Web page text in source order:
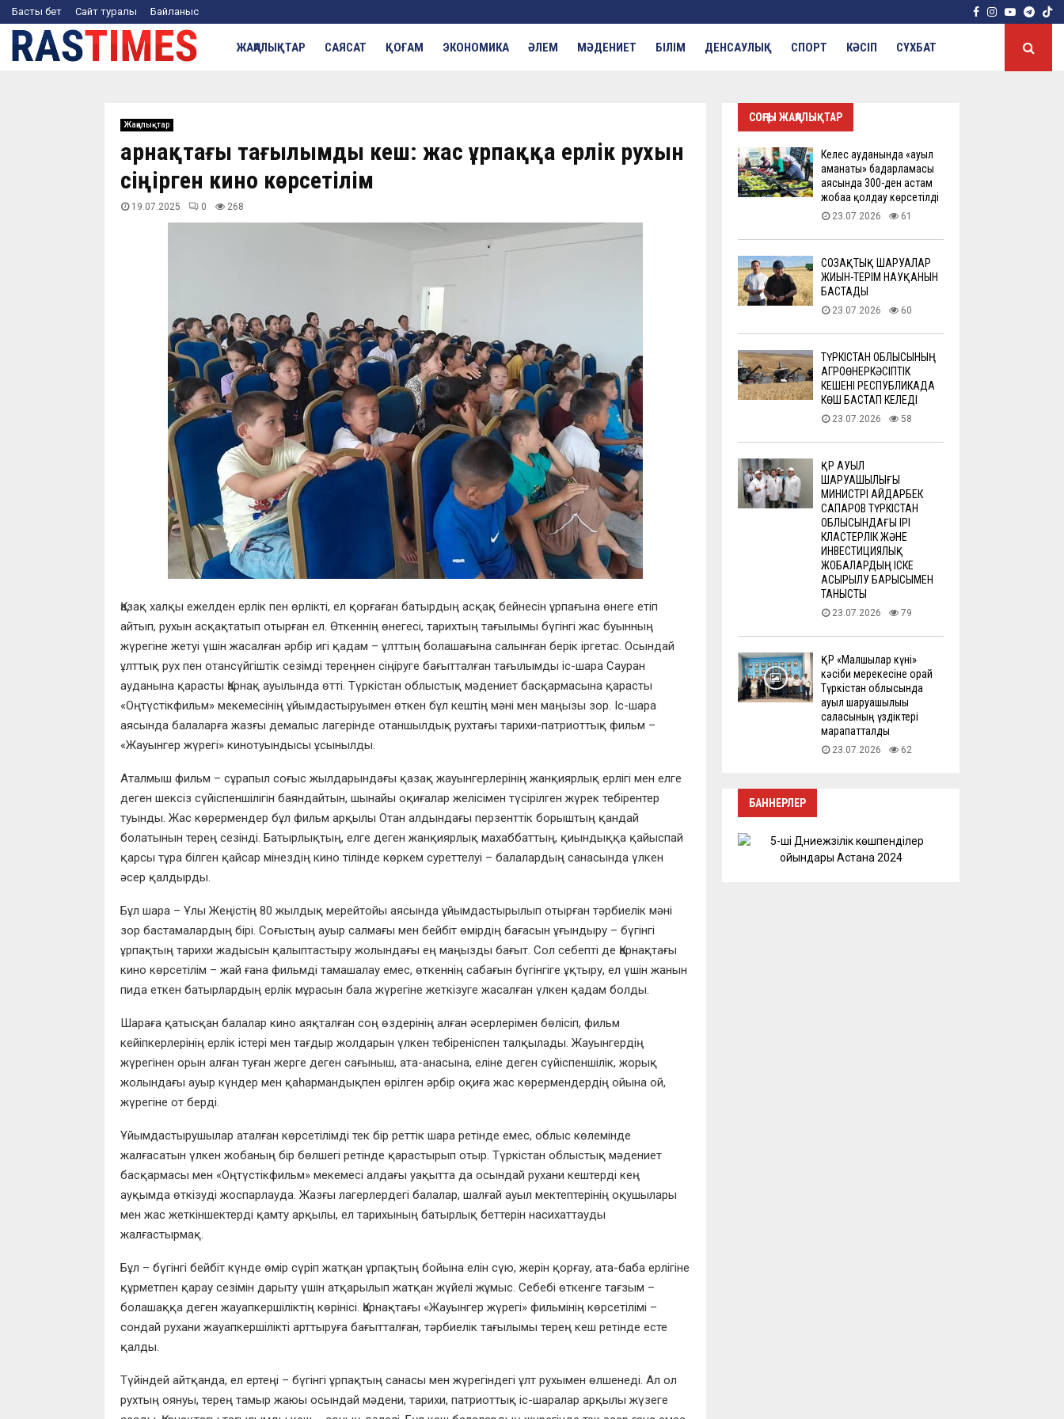
Басты бет Сайт туралы Байланыс Facebook
Instagram
Youtube
ЖАҢАЛЫҚТАР САЯСАТ ҚОҒАМ ЭКОНОМИКА ӘЛЕМ МӘДЕНИЕТ БІЛІМ ДЕНСАУЛЫҚ СПОРТ КӘСІП СҰХБАТ
Жаңалықтар
Қарнақтағы тағылымды кеш: жас ұрпаққа ерлік рухын
сіңірген кино көрсетілім
19.07.2025 0 268
Қазақ халқы ежелден ерлік пен өрлікті, ел қорғаған батырдың асқақ бейнесін ұрпағына өнеге етіп
айтып, рухын асқақтатып отырған ел. Өткеннің өнегесі, тарихтың тағылымы бүгінгі жас буынның
жүрегіне жетуі үшін жасалған әрбір игі қадам – ұлттың болашағына салынған берік іргетас. Осындай
ұлттық рух пен отансүйгіштік сезімді тереңнен сіңіруге бағытталған тағылымды іс-шара Сауран
ауданына қарасты Қарнақ ауылында өтті. Түркістан облыстық мәдениет басқармасына қарасты
«Оңтүстікфильм» мекемесінің ұйымдастыруымен өткен бұл кештің мәні мен маңызы зор. Іс-шара
аясында балаларға жазғы демалыс лагерінде отаншылдық рухтағы тарихи-патриоттық фильм –
«Жауынгер жүрегі» кинотуындысы ұсынылды.
Аталмыш фильм – сұрапыл соғыс жылдарындағы қазақ жауынгерлерінің жанқиярлық ерлігі мен елге
деген шексіз сүйіспеншілігін баяндайтын, шынайы оқиғалар желісімен түсірілген жүрек тебірентер
туынды. Жас көрермендер бұл фильм арқылы Отан алдындағы перзенттік борыштың қандай
болатынын терең сезінді. Батырлықтың, елге деген жанқиярлық махаббаттың, қиындыққа қайыспай
қарсы тұра білген қайсар мінездің кино тілінде көркем суреттелуі – балалардың санасында үлкен
әсер қалдырды.
Бұл шара – Ұлы Жеңістің 80 жылдық мерейтойы аясында ұйымдастырылып отырған тәрбиелік мәні
зор бастамалардың бірі. Соғыстың ауыр салмағы мен бейбіт өмірдің бағасын ұғындыру – бүгінгі
ұрпақтың тарихи жадысын қалыптастыру жолындағы ең маңызды бағыт. Сол себепті де Қарнақтағы
кино көрсетілім – жай ғана фильмді тамашалау емес, өткеннің сабағын бүгінгіге ұқтыру, ел үшін жанын
пида еткен батырлардың ерлік мұрасын бала жүрегіне жеткізуге жасалған үлкен қадам болды.
Шараға қатысқан балалар кино аяқталған соң өздерінің алған әсерлерімен бөлісіп, фильм
кейіпкерлерінің ерлік істері мен тағдыр жолдарын үлкен тебіреніспен талқылады. Жауынгердің
жүрегінен орын алған туған жерге деген сағыныш, ата-анасына, еліне деген сүйіспеншілік, жорық
жолындағы ауыр күндер мен қаһармандықпен өрілген әрбір оқиға жас көрермендердің ойына ой,
жүрегіне от берді.
Ұйымдастырушылар аталған көрсетілімді тек бір реттік шара ретінде емес, облыс көлемінде
жалғасатын үлкен жобаның бір бөлшегі ретінде қарастырып отыр. Түркістан облыстық мәдениет
басқармасы мен «Оңтүстікфильм» мекемесі алдағы уақытта да осындай рухани кештерді кең
ауқымда өткізуді жоспарлауда. Жазғы лагерлердегі балалар, шалғай ауыл мектептерінің оқушылары
мен жас жеткіншектерді қамту арқылы, ел тарихының батырлық беттерін насихаттауды
жалғастырмақ.
Бұл – бүгінгі бейбіт күнде өмір сүріп жатқан ұрпақтың бойына елін сүю, жерін қорғау, ата-баба ерлігіне
құрметпен қарау сезімін дарыту үшін атқарылып жатқан жүйелі жұмыс. Себебі өткенге тағзым –
болашаққа деген жауапкершіліктің көрінісі. Қарнақтағы «Жауынгер жүрегі» фильмінің көрсетілімі –
сондай рухани жауапкершілікті арттыруға бағытталған, тәрбиелік тағылымы терең кеш ретінде есте
қалды.
Түйіндей айтқанда, ел ертеңі – бүгінгі ұрпақтың санасы мен жүрегіндегі ұлт рухымен өлшенеді. Ал ол
рухтың оянуы, терең тамыр жаюы осындай мәдени, тарихи, патриоттық іс-шаралар арқылы жүзеге
СОҢҒЫ ЖАҢАЛЫҚТАР
Келес ауданында «ауыл
аманаты» бағдарламасы
аясында 300-ден астам
жобаға қолдау көрсетілді
23.07.2026 61
СОЗАҚТЫҚ ШАРУАЛАР
ЖИЫН-ТЕРІМ НАУҚАНЫН
БАСТАДЫ
23.07.2026 60
ТҮРКІСТАН ОБЛЫСЫНЫҢ
АГРОӨНЕРКӘСІПТІК
КЕШЕНІ РЕСПУБЛИКАДА
КӨШ БАСТАП КЕЛЕДІ
23.07.2026 58
ҚР АУЫЛ
ШАРУАШЫЛЫҒЫ
МИНИСТРІ АЙДАРБЕК
САПАРОВ ТҮРКІСТАН
ОБЛЫСЫНДАҒЫ ІРІ
КЛАСТЕРЛІК ЖӘНЕ
ИНВЕСТИЦИЯЛЫҚ
ЖОБАЛАРДЫҢ ІСКЕ
АСЫРЫЛУ БАРЫСЫМЕН
ТАНЫСТЫ
23.07.2026 79
ҚР «Малшылар күні»
кәсіби мерекесіне орай
Түркістан облысында
ауыл шаруашылығы
саласының үздіктері
марапатталды
23.07.2026 62
БАННЕРЛЕР